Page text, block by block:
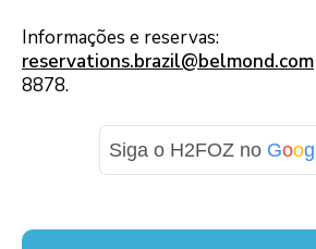
Informações e reservas:
reservations.brazil@belmond.com
8878.
Siga o H2FOZ no Goog